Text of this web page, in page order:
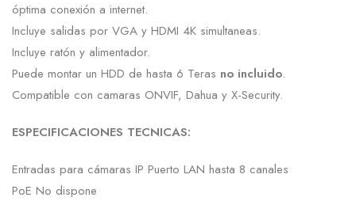
óptima conexión a internet.
Incluye salidas por VGA y HDMI 4K simultaneas.
Incluye ratón y alimentador.
Puede montar un HDD de hasta 6 Teras no incluido.
Compatible con camaras ONVIF, Dahua y X-Security.
ESPECIFICACIONES TECNICAS:
Entradas para cámaras IP Puerto LAN hasta 8 canales
PoE No dispone